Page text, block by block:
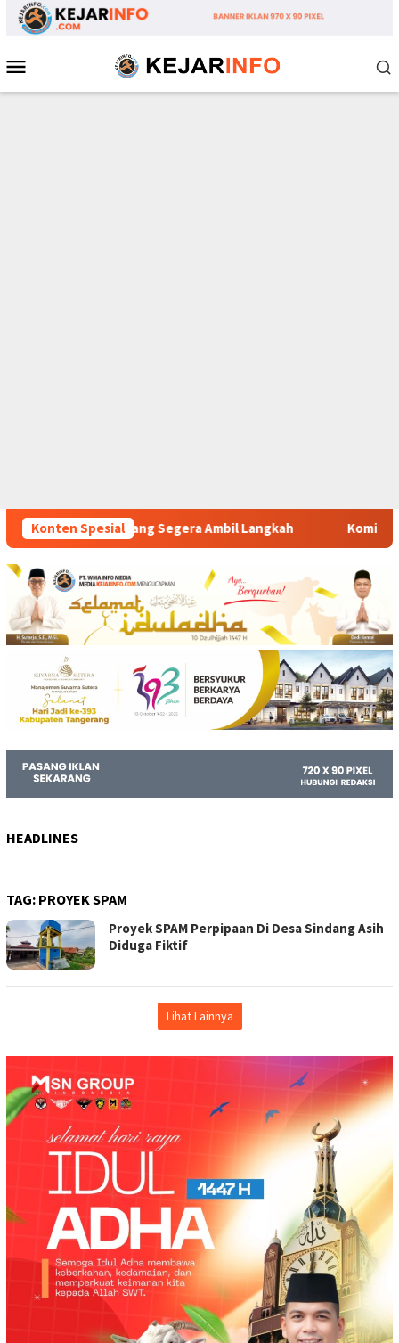
Loncat
Mobile
Konten Spesial
Ambil Langkah Komitmen Polsek Tigaraksa Tindak
HEADLINES
TAG: PROYEK SPAM
Proyek SPAM Perpipaan Di Desa Sindang Asih
Diduga Fiktif
Lihat Lainnya